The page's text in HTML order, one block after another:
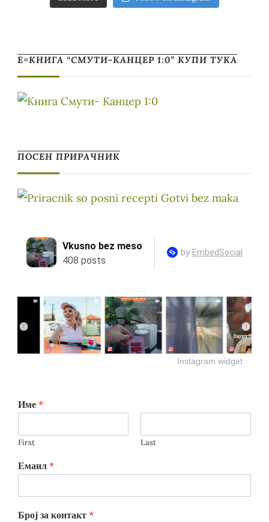
Е=КНИГА “СМУТИ-КАНЦЕР 1:0” КУПИ ТУКА
ПОСЕН ПРИРАЧНИК
Instagram widget
Име *
First Last
Емаил *
Број за контакт *